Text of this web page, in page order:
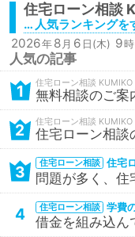
住宅ローン相談
… 人気ランキングを
2026年8 月 6 日(木) 9
人気の記事
1 住宅ローン相談
無料相談のご案
2 住宅ローン相談
住宅ローン相談
3 住宅ローン相談 住宅
問題が多く、住
4 住宅ローン相談 学費
借金を組み込ん